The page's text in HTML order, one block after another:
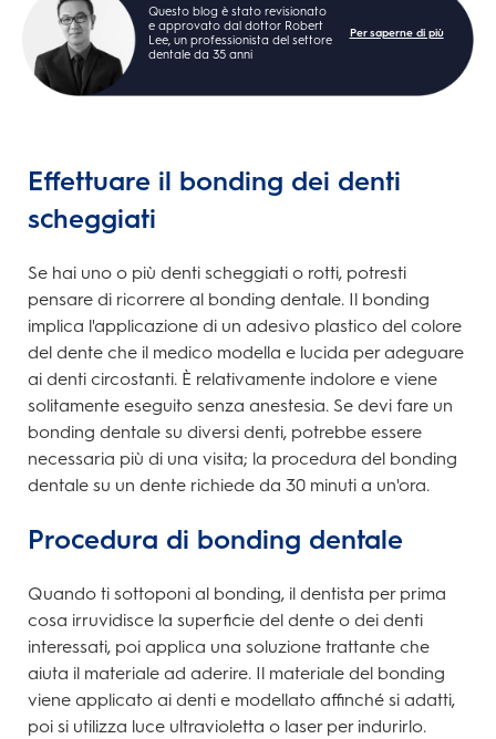
Questo blog è stato revisionato
e approvato dal dottor Robert
Lee, un professionista del settore
dentale da 35 anni
Per saperne di più
Effettuare il bonding dei denti
scheggiati
Se hai uno o più denti scheggiati o rotti, potresti
pensare di ricorrere al bonding dentale. Il bonding
implica l'applicazione di un adesivo plastico del colore
del dente che il medico modella e lucida per adeguare
ai denti circostanti. È relativamente indolore e viene
solitamente eseguito senza anestesia. Se devi fare un
bonding dentale su diversi denti, potrebbe essere
necessaria più di una visita; la procedura del bonding
dentale su un dente richiede da 30 minuti a un'ora.
Procedura di bonding dentale
Quando ti sottoponi al bonding, il dentista per prima
cosa irruvidisce la superficie del dente o dei denti
interessati, poi applica una soluzione trattante che
aiuta il materiale ad aderire. Il materiale del bonding
viene applicato ai denti e modellato affinché si adatti,
poi si utilizza luce ultravioletta o laser per indurirlo.